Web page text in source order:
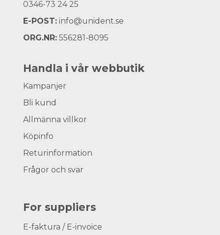
0346-73 24 25
E-POST: info@unident.se
ORG.NR: 556281-8095
Handla i vår webbutik
Kampanjer
Bli kund
Allmänna villkor
Köpinfo
Returinformation
Frågor och svar
For suppliers
E-faktura / E-invoice